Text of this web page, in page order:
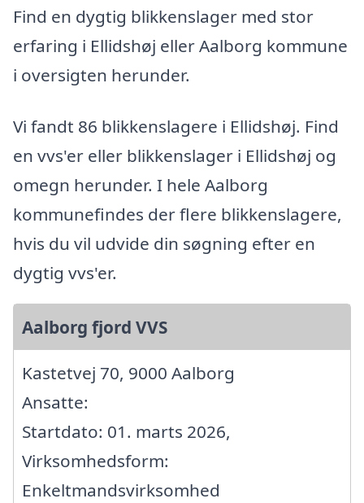
Find en dygtig blikkenslager med stor
erfaring i Ellidshøj eller Aalborg kommune
i oversigten herunder.
Vi fandt 86 blikkenslagere i Ellidshøj. Find
en vvs'er eller blikkenslager i Ellidshøj og
omegn herunder. I hele Aalborg
kommunefindes der flere blikkenslagere,
hvis du vil udvide din søgning efter en
dygtig vvs'er.
Aalborg fjord VVS
Kastetvej 70, 9000 Aalborg
Ansatte:
Startdato: 01. marts 2026,
Virksomhedsform:
Enkeltmandsvirksomhed